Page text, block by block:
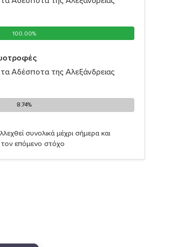
100.00%
100.00%
Αδέσποτα της Αλεξάνδρειας
8.74%
8.74%
συνολικά μέχρι σήμερα και
τον επόμενο στόχο